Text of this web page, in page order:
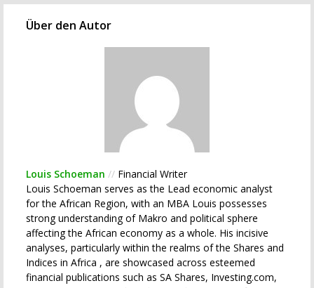
Über den Autor
Louis Schoeman // Financial Writer
Louis Schoeman serves as the Lead economic analyst
for the African Region, with an MBA Louis possesses
strong understanding of Makro and political sphere
affecting the African economy as a whole. His incisive
analyses, particularly within the realms of the Shares and
Indices in Africa , are showcased across esteemed
financial publications such as SA Shares, Investing.com,